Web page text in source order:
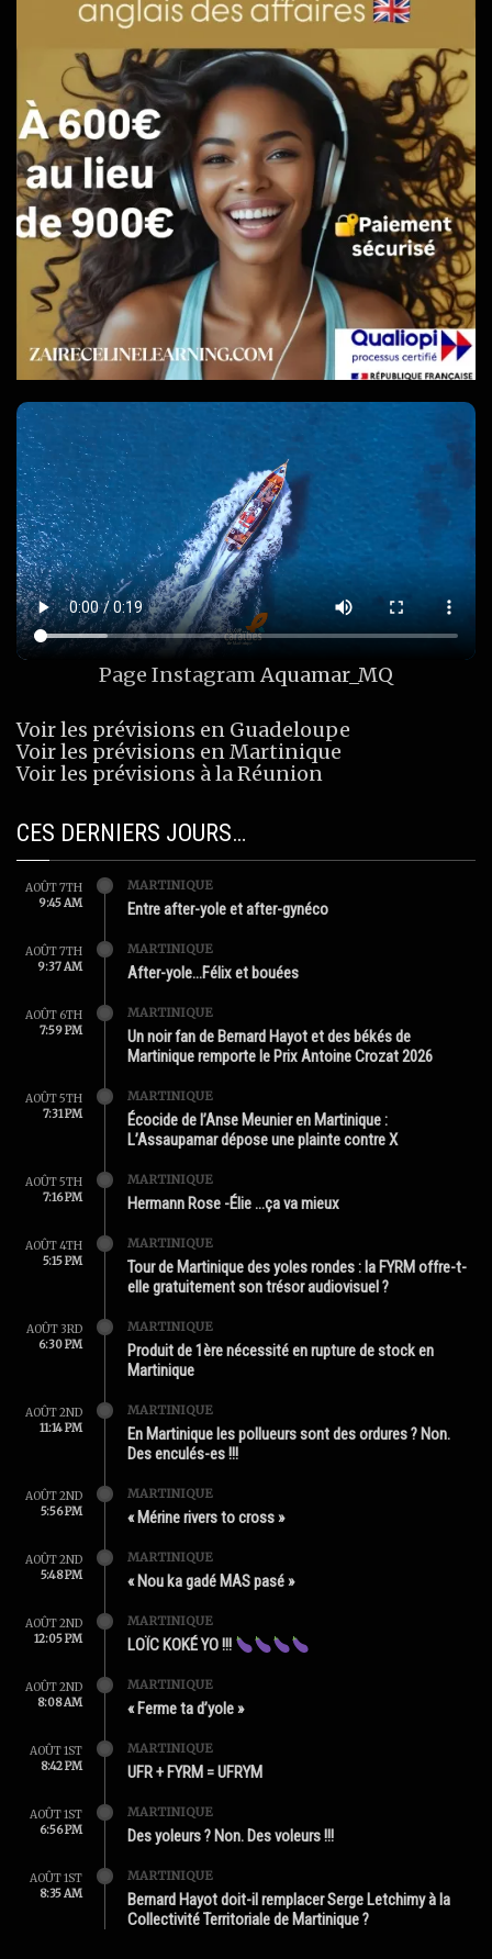
Page InstagramAquamar_MQ
Voir les prévisions en Guadeloupe
Voir les prévisions en Martinique
Voir les prévisions à la Réunion
CES DERNIERS JOURS…
AOÛT 7TH
9:45 AM
MARTINIQUE
Entre after-yole et after-gynéco
AOÛT 7TH
9:37 AM
MARTINIQUE
After-yole…Félix et bouées
AOÛT 6TH
7:59 PM
MARTINIQUE
Un noir fan de Bernard Hayot et des békés de
Martinique remporte le Prix Antoine Crozat 2026
AOÛT 5TH
7:31 PM
MARTINIQUE
Écocide de l’Anse Meunier en Martinique :
L’Assaupamar dépose une plainte contre X
AOÛT 5TH
7:16 PM
MARTINIQUE
Hermann Rose -Élie …ça va mieux
AOÛT 4TH
5:15 PM
MARTINIQUE
Tour de Martinique des yoles rondes : la FYRM offre-t-
elle gratuitement son trésor audiovisuel ?
AOÛT 3RD
6:30 PM
MARTINIQUE
Produit de 1ère nécessité en rupture de stock en
Martinique
AOÛT 2ND
11:14 PM
MARTINIQUE
En Martinique les pollueurs sont des ordures ? Non.
Des enculés-es !!!
AOÛT 2ND
5:56 PM
MARTINIQUE
« Mérine rivers to cross »
AOÛT 2ND
5:48 PM
MARTINIQUE
« Nou ka gadé MAS pasé »
AOÛT 2ND
12:05 PM
MARTINIQUE
LOÏC KOKÉ YO !!!
AOÛT 2ND
8:08 AM
MARTINIQUE
« Ferme ta d’yole »
AOÛT 1ST
8:42 PM
MARTINIQUE
UFR + FYRM = UFRYM
AOÛT 1ST
6:56 PM
MARTINIQUE
Des yoleurs ? Non. Des voleurs !!!
AOÛT 1ST
8:35 AM
MARTINIQUE
Bernard Hayot doit-il remplacer Serge Letchimy à la
Collectivité Territoriale de Martinique ?